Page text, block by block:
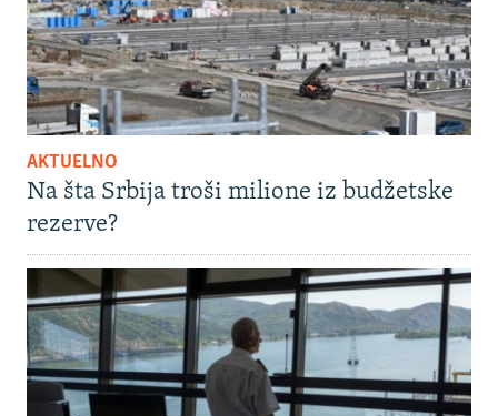
AKTUELNO
Na šta Srbija troši milione iz budžetske
rezerve?